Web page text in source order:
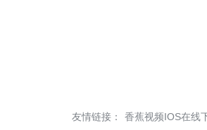
友情链接： 香蕉视频IOS在线